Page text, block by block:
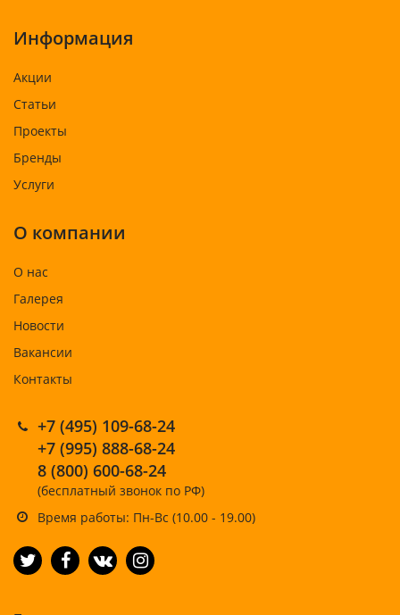
Информация
Акции
Статьи
Проекты
Бренды
Услуги
О компании
О нас
Галерея
Новости
Вакансии
Контакты
+7 (495) 109-68-24
+7 (995) 888-68-24
8 (800) 600-68-24
(бесплатный звонок по РФ)
Время работы: Пн-Вс (10.00 - 19.00)